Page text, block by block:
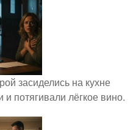
засиделись на кухне
потягивали лёгкое вино.